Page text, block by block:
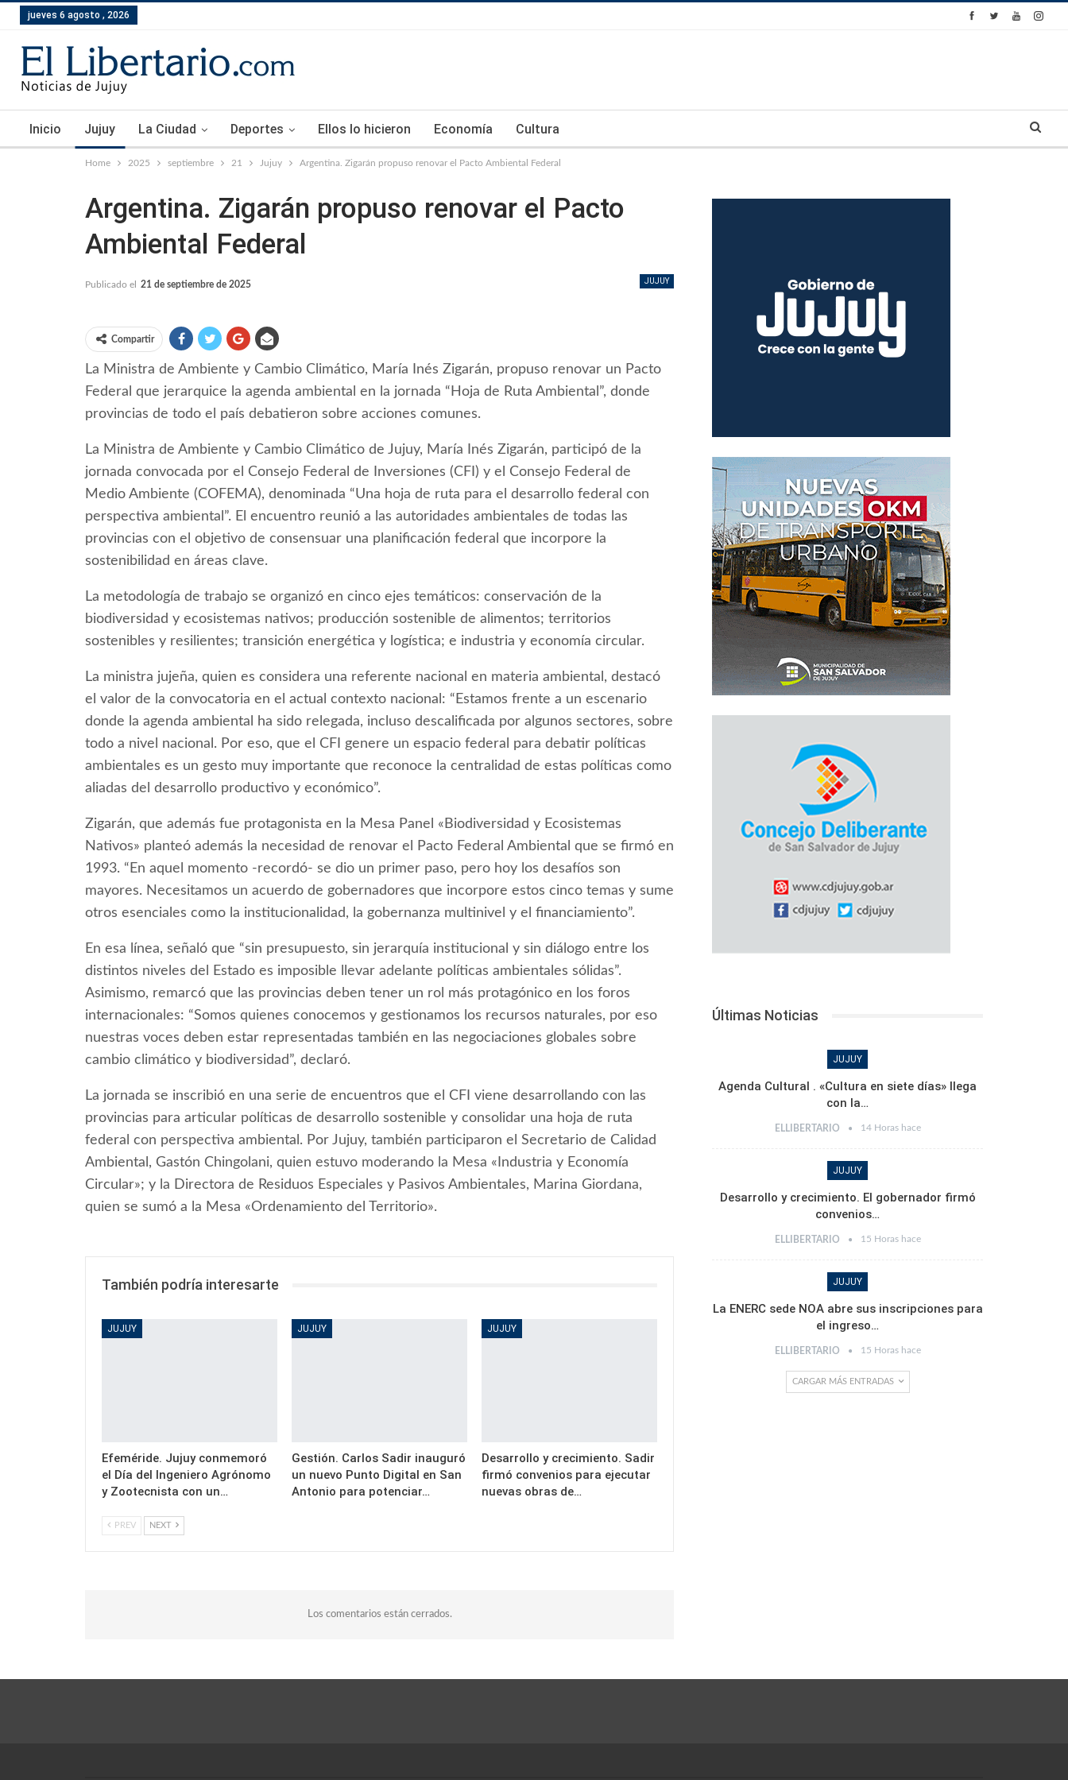
jueves 6 agosto , 2026
Inicio Jujuy La Ciudad Deportes Ellos lo hicieron Economía Cultura
Home 2025 septiembre 21 Jujuy Argentina. Zigarán propuso renovar el Pacto Ambiental Federal
Argentina. Zigarán propuso renovar el Pacto
Ambiental Federal
JUJUY
Publicado el 21 de septiembre de 2025
Compartir
La Ministra de Ambiente y Cambio Climático, María Inés Zigarán, propuso renovar un Pacto
Federal que jerarquice la agenda ambiental en la jornada “Hoja de Ruta Ambiental”, donde
provincias de todo el país debatieron sobre acciones comunes.
La Ministra de Ambiente y Cambio Climático de Jujuy, María Inés Zigarán, participó de la
jornada convocada por el Consejo Federal de Inversiones (CFI) y el Consejo Federal de
Medio Ambiente (COFEMA), denominada “Una hoja de ruta para el desarrollo federal con
perspectiva ambiental”. El encuentro reunió a las autoridades ambientales de todas las
provincias con el objetivo de consensuar una planificación federal que incorpore la
sostenibilidad en áreas clave.
La metodología de trabajo se organizó en cinco ejes temáticos: conservación de la
biodiversidad y ecosistemas nativos; producción sostenible de alimentos; territorios
sostenibles y resilientes; transición energética y logística; e industria y economía circular.
La ministra jujeña, quien es considera una referente nacional en materia ambiental, destacó
el valor de la convocatoria en el actual contexto nacional: “Estamos frente a un escenario
donde la agenda ambiental ha sido relegada, incluso descalificada por algunos sectores, sobre
todo a nivel nacional. Por eso, que el CFI genere un espacio federal para debatir políticas
ambientales es un gesto muy importante que reconoce la centralidad de estas políticas como
aliadas del desarrollo productivo y económico”.
Zigarán, que además fue protagonista en la Mesa Panel «Biodiversidad y Ecosistemas
Nativos» planteó además la necesidad de renovar el Pacto Federal Ambiental que se firmó en
1993. “En aquel momento -recordó- se dio un primer paso, pero hoy los desafíos son
mayores. Necesitamos un acuerdo de gobernadores que incorpore estos cinco temas y sume
otros esenciales como la institucionalidad, la gobernanza multinivel y el financiamiento”.
En esa línea, señaló que “sin presupuesto, sin jerarquía institucional y sin diálogo entre los
distintos niveles del Estado es imposible llevar adelante políticas ambientales sólidas”.
Asimismo, remarcó que las provincias deben tener un rol más protagónico en los foros
internacionales: “Somos quienes conocemos y gestionamos los recursos naturales, por eso
nuestras voces deben estar representadas también en las negociaciones globales sobre
cambio climático y biodiversidad”, declaró.
La jornada se inscribió en una serie de encuentros que el CFI viene desarrollando con las
provincias para articular políticas de desarrollo sostenible y consolidar una hoja de ruta
federal con perspectiva ambiental. Por Jujuy, también participaron el Secretario de Calidad
Ambiental, Gastón Chingolani, quien estuvo moderando la Mesa «Industria y Economía
Circular»; y la Directora de Residuos Especiales y Pasivos Ambientales, Marina Giordana,
quien se sumó a la Mesa «Ordenamiento del Territorio».
También podría interesarte
JUJUY
Efeméride. Jujuy conmemoró
el Día del Ingeniero Agrónomo
y Zootecnista con un…
JUJUY
Gestión. Carlos Sadir inauguró
un nuevo Punto Digital en San
Antonio para potenciar…
JUJUY
Desarrollo y crecimiento. Sadir
firmó convenios para ejecutar
nuevas obras de…
PREV NEXT
Los comentarios están cerrados.
Últimas Noticias
JUJUY
Agenda Cultural . «Cultura en siete días» llega
con la…
ELLIBERTARIO 14 Horas hace
JUJUY
Desarrollo y crecimiento. El gobernador firmó
convenios…
ELLIBERTARIO 15 Horas hace
JUJUY
La ENERC sede NOA abre sus inscripciones para
el ingreso…
ELLIBERTARIO 15 Horas hace
CARGAR MÁS ENTRADAS